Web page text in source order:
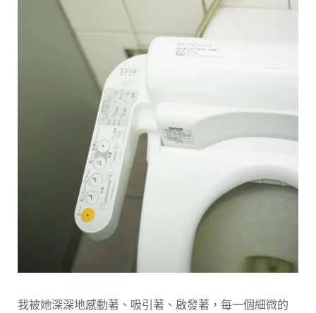
我被她深深地感動著、吸引著、啟發著，每一個細微的